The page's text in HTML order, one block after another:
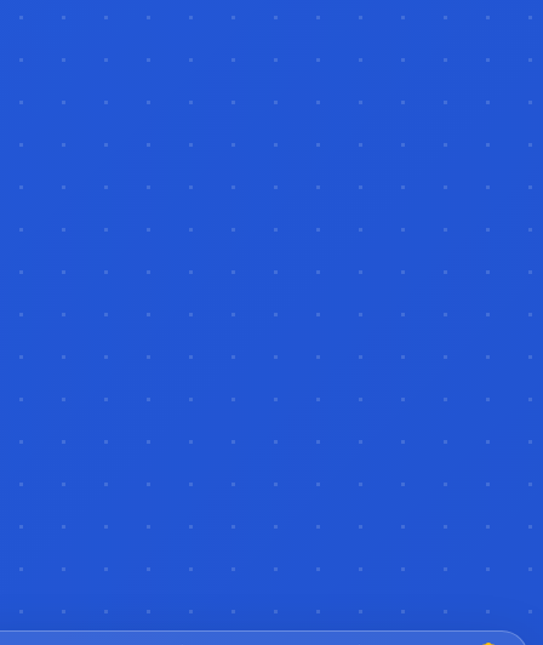
فرسانك للتشخيص الإلكتروني وكشف التسربات